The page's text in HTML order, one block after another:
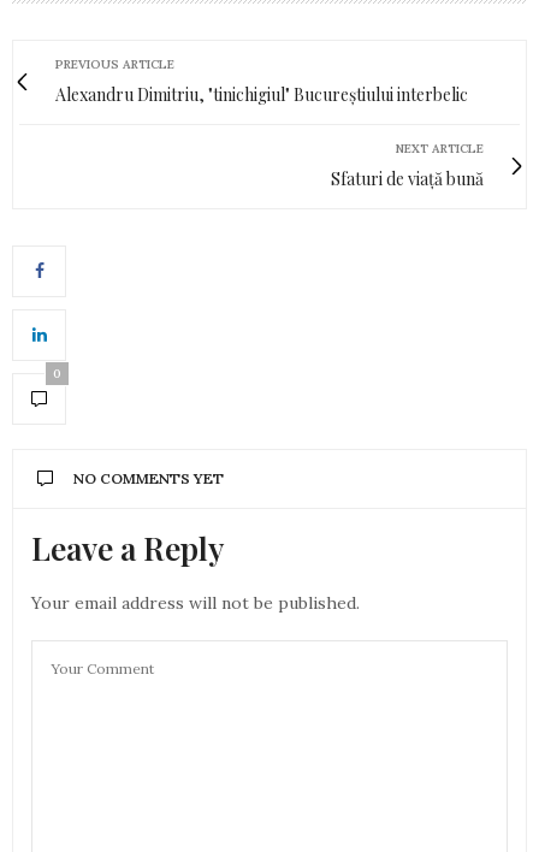
PREVIOUS ARTICLE
Alexandru Dimitriu, "tinichigiul" Bucureștiului interbelic
NEXT ARTICLE
Sfaturi de viață bună
0
NO COMMENTS YET
Leave a Reply
Your email address will not be published.